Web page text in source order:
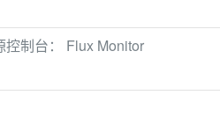
制台： Flux Monitor